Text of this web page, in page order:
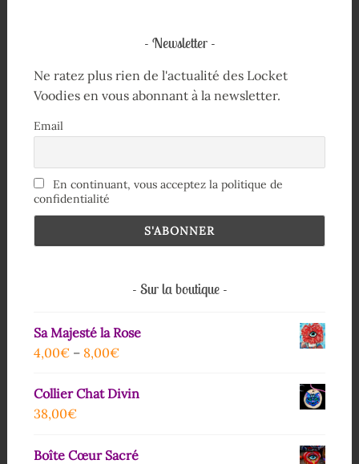
Newsletter
Ne ratez plus rien de l'actualité des Locket
Voodies en vous abonnant à la newsletter.
Email
En continuant, vous acceptez la politique de
confidentialité
Sur la boutique
Sa Majesté la Rose
4,00€– 8,00€
Collier Chat Divin
38,00€
Boîte Cœur Sacré